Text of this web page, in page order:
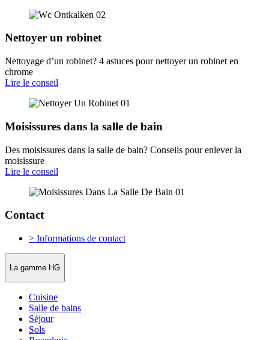
Nettoyer un robinet
Nettoyage d’un robinet? 4 astuces pour nettoyer un robinet en
chrome
Lire le conseil
Moisissures dans la salle de bain
Des moisissures dans la salle de bain? Conseils pour enlever la
moisissure
Lire le conseil
Contact
> Informations de contact
La gamme HG
Cuisine
Salle de bains
Séjour
Sols